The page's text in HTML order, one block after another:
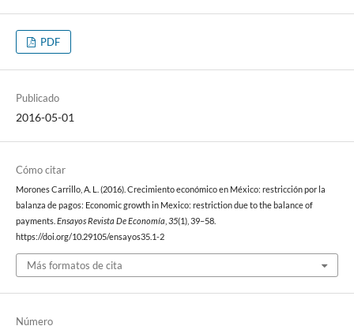
PDF
Publicado
2016-05-01
Cómo citar
Morones Carrillo, A. L. (2016). Crecimiento económico en México: restricción por la
balanza de pagos: Economic growth in Mexico: restriction due to the balance of
payments. Ensayos Revista De Economía 35(1), 39–58.
https://doi.org/10.29105/ensayos35.1-2
Más formatos de cita
Número